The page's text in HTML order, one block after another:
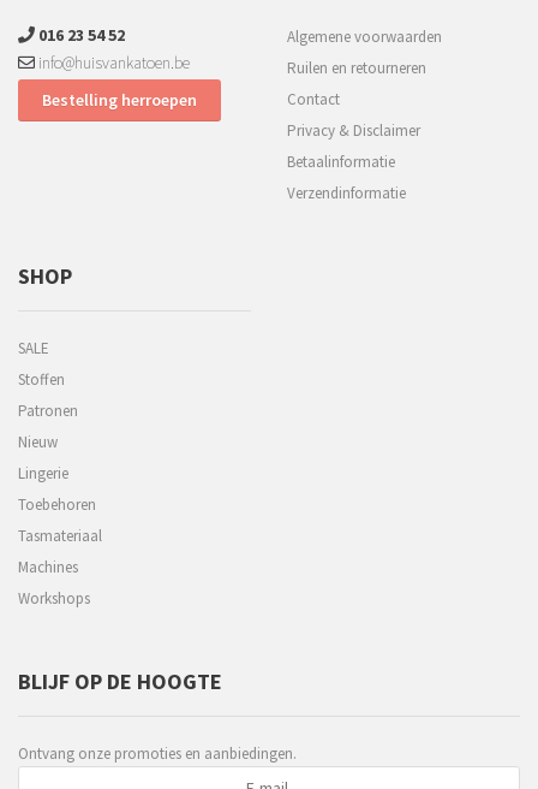
016 23 54 52
info@huisvankatoen.be
Bestelling herroepen
Algemene voorwaarden
Ruilen en retourneren
Contact
Privacy & Disclaimer
Betaalinformatie
Verzendinformatie
SHOP
SALE
Stoffen
Patronen
Nieuw
Lingerie
Toebehoren
Tasmateriaal
Machines
Workshops
BLIJF OP DE HOOGTE
Ontvang onze promoties en aanbiedingen.